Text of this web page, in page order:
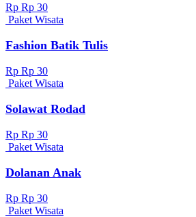
Rp Rp 30
Paket Wisata
Fashion Batik Tulis
Rp Rp 30
Paket Wisata
Solawat Rodad
Rp Rp 30
Paket Wisata
Dolanan Anak
Rp Rp 30
Paket Wisata